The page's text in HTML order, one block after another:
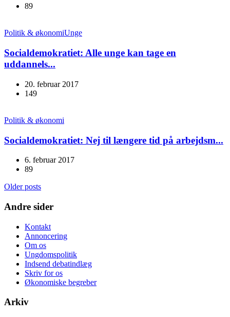
89
Politik & økonomiUnge
Socialdemokratiet: Alle unge kan tage en
uddannels...
20. februar 2017
149
Politik & økonomi
Socialdemokratiet: Nej til længere tid på arbejdsm...
6. februar 2017
89
Older posts
Andre sider
Kontakt
Annoncering
Om os
Ungdomspolitik
Indsend debatindlæg
Skriv for os
Økonomiske begreber
Arkiv